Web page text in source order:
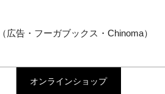
告・フーガブックス・Chinoma）
オンラインショップ